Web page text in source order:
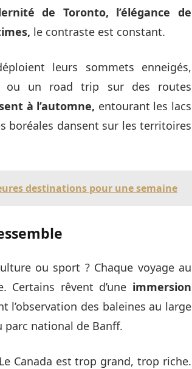
de Toronto, l’élégance de
le contraste est constant.
leurs sommets enneigés,
ou un road trip sur des routes
à l’automne, entourant les lacs
boréales dansent sur les territoires
destinations pour une semaine
ou sport ? Chaque voyage au
Certains rêvent d’une immersion
l’observation des baleines au large
parc national de Banff.
Canada est trop grand, trop riche.